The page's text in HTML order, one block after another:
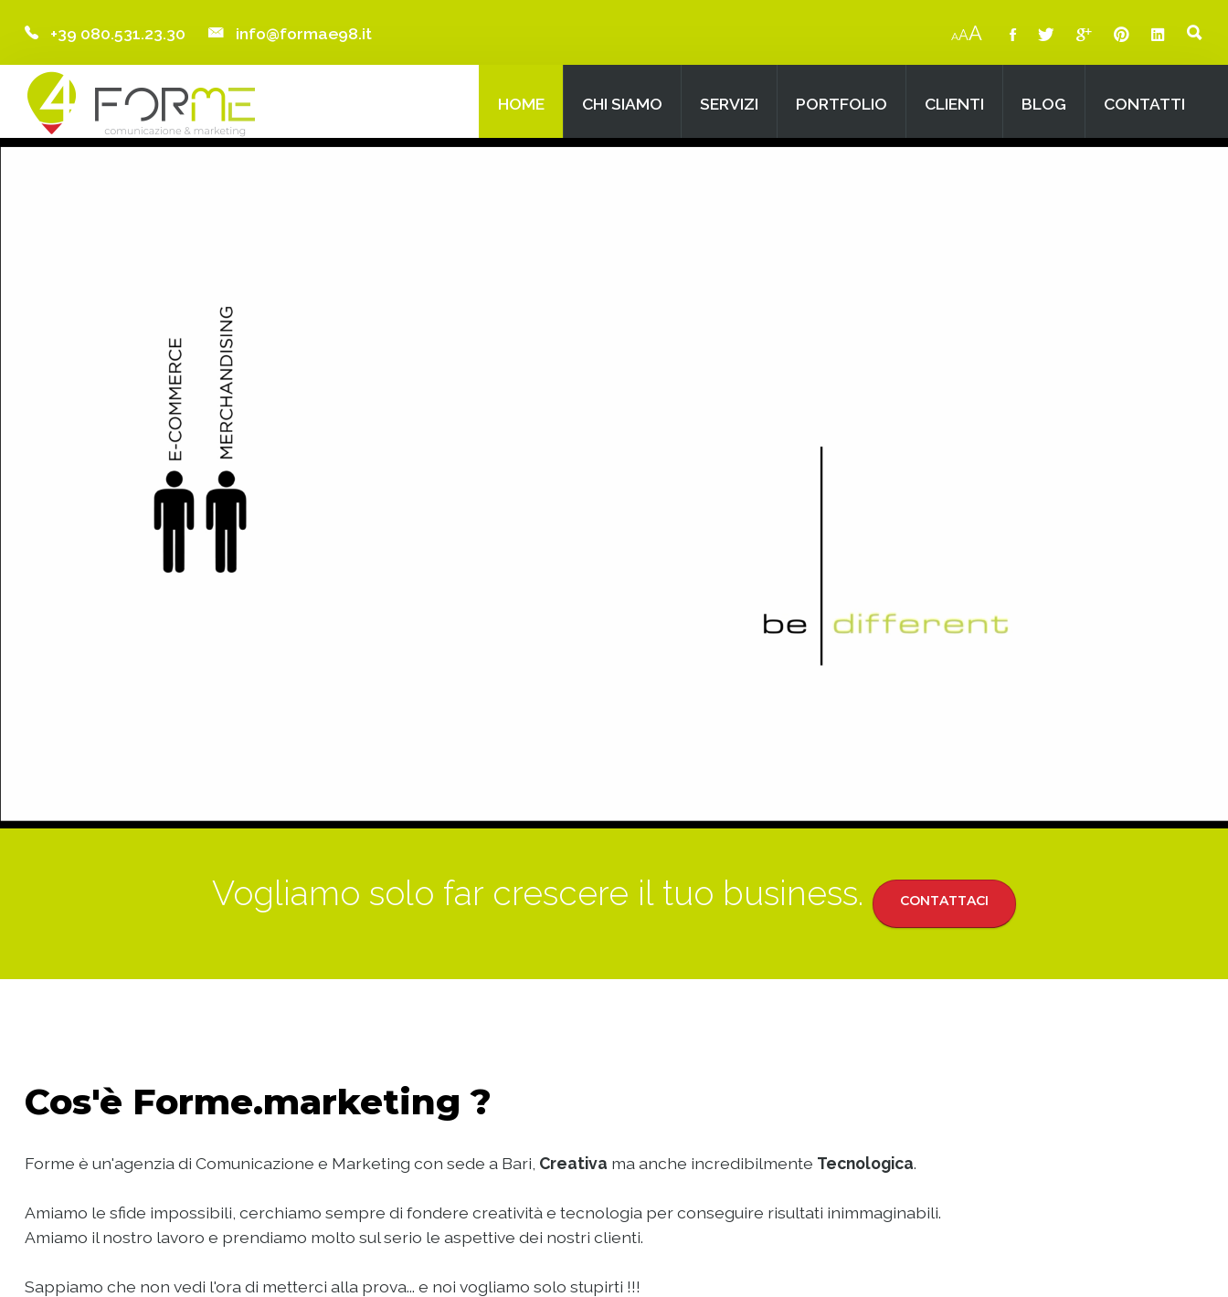
Home
Chi Siamo
+39 080.531.23.30 info@formae98.it
Searchour Site
AAA
HOME CHI SIAMO SERVIZI PORTFOLIO CLIENTI BLOG CONTATTI
Vogliamo solo far crescere il tuo business. CONTATTACI
Cos'è Forme.marketing ?
Forme è un'agenzia di Comunicazione e Marketing con sede a Bari, Creativa ma anche incredibilmente Tecnologica.
Amiamo le sfide impossibili, cerchiamo sempre di fondere creatività e tecnologia per conseguire risultati inimmaginabili.
Amiamo il nostro lavoro e prendiamo molto sul serio le aspettive dei nostri clienti.
Sappiamo che non vedi l'ora di metterci alla prova... e noi vogliamo solo stupirti !!!